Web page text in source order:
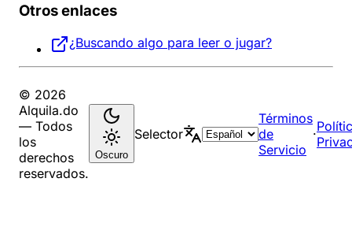
Otros enlaces
¿Buscando algo para leer o jugar?
© 2026
Alquila.do
— Todos
los
derechos
reservados.
Oscuro
Selector
Términos
de
Servicio
·